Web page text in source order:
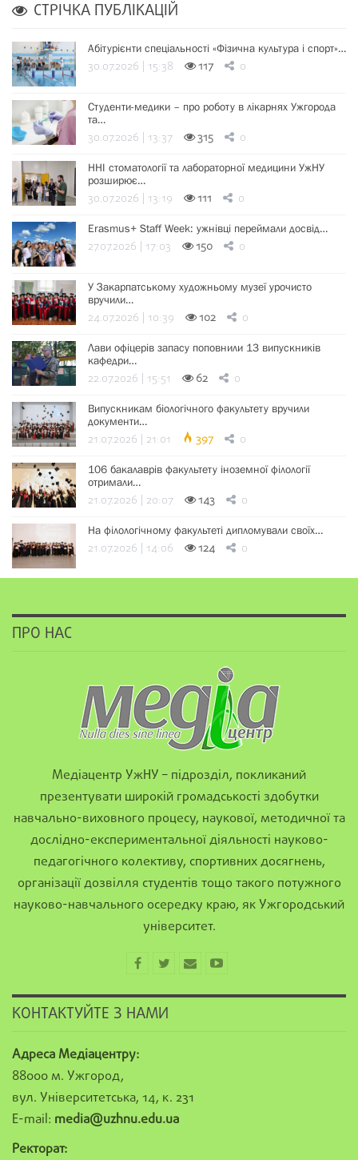
СТРІЧКА ПУБЛІКАЦІЙ
Абітурієнти спеціальності «Фізична культура і спорт»…
30.07.2026 | 15:38 117 0
Студенти-медики – про роботу в лікарнях Ужгорода
та…
30.07.2026 | 13:37 315 0
ННІ стоматології та лабораторної медицини УжНУ
розширює…
30.07.2026 | 13:19 111 0
Erasmus+ Staff Week: ужнівці переймали досвід…
27.07.2026 | 17:03 150 0
У Закарпатському художньому музеї урочисто
вручили…
24.07.2026 | 10:39 102 0
Лави офіцерів запасу поповнили 13 випускників
кафедри…
22.07.2026 | 15:51 62 0
Випускникам біологічного факультету вручили
документи…
21.07.2026 | 21:01 397 0
106 бакалаврів факультету іноземної філології
отримали…
21.07.2026 | 20:07 143 0
На філологічному факультеті дипломували своїх…
21.07.2026 | 14:06 124 0
ПРО НАС
Медіацентр УжНУ – підрозділ, покликаний
презентувати широкій громадськості здобутки
навчально-виховного процесу, наукової, методичної та
дослідно-експериментальної діяльності науково-
педагогічного колективу, спортивних досягнень,
організації дозвілля студентів тощо такого потужного
науково-навчального осередку краю, як Ужгородський
університет.
КОНТАКТУЙТЕ З НАМИ
Адреса Медіацентру:
88000 м. Ужгород,
вул. Університетська, 14, к. 231
E-mail: media@uzhnu.edu.ua
Ректорат: